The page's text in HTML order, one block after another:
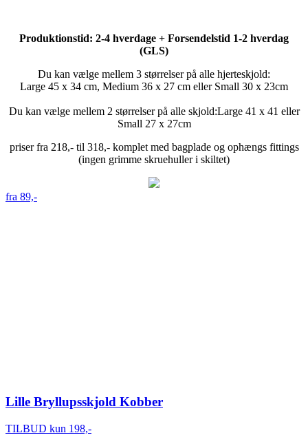
Produktionstid: 2-4 hverdage + Forsendelstid 1-2 hverdag
(GLS)
Du kan vælge mellem 3 størrelser på alle hjerteskjold:
Large 45 x 34 cm, Medium 36 x 27 cm eller Small 30 x 23cm
Du kan vælge mellem 2 størrelser på alle skjold:Large 41 x 41 eller
Small 27 x 27cm
priser fra 218,- til 318,- komplet med bagplade og ophængs fittings
(ingen grimme skruehuller i skiltet)
fra 89,-
Lille Bryllupsskjold Kobber
TILBUD kun 198,-